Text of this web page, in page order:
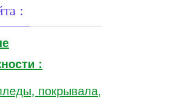
:
:
покрывала,